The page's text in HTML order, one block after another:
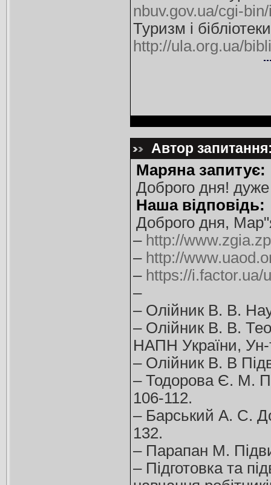
nbuv.gov.ua/cgi-
Туризм і
http://ula.org.ua/
Автор
Маряна запитує:
Доброго дня! дуже
Наша відповідь:
Доброго дня,
– http://
– http://
– https://
–
– Олійник В. В.
– Олійник В. В.
НАПН України, Ун-
– Олійник В. В
– Тодорова Є. М.
106-112.
– Барський А. С.
132.
– Парапан М.
– Підготовка та